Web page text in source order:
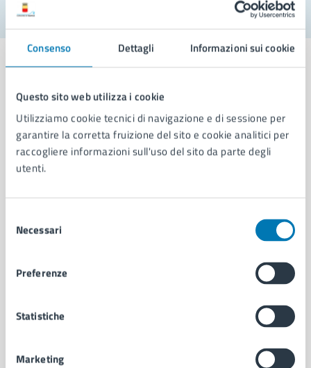
Consenso Dettagli Informazioni sui cookie
Questo sito web utilizza i cookie
Utilizziamo cookie tecnici di navigazione e di sessione per
garantire la corretta fruizione del sito e cookie analitici per
raccogliere informazioni sull'uso del sito da parte degli
utenti.
delNecessari
Preferenze
Statistiche
Marketing
Comune di Napoli
AMMINISTRAZIONE
Aree amministrative
Uffici
Personale amministrativo
Intranet, posta aziendale e protocollo
CATEGORIE DI SERVIZIO